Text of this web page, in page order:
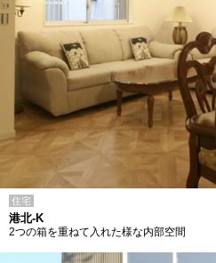
住宅
港北-K
2つの箱を重ねて入れた様な内部空間